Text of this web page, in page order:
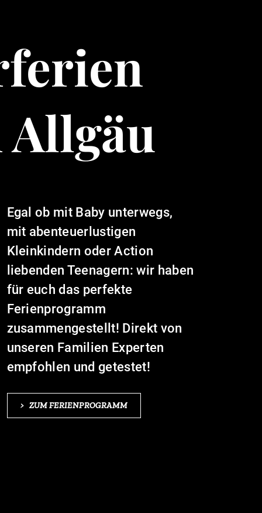
Egal ob mit Baby unterwegs,
mit abenteuerlustigen
Kleinkindern oder Action
liebenden Teenagern: wir haben
für euch das perfekte
Ferienprogramm
zusammengestellt! Direkt von
unseren Familien Experten
empfohlen und getestet!
> ZUM FERIENPROGRAMM